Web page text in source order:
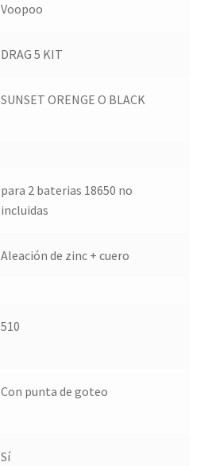
Voopoo
DRAG 5 KIT
SUNSET ORENGE O BLACK
para 2 baterias 18650 no
incluidas
Aleación de zinc + cuero
510
Con punta de goteo
Sí